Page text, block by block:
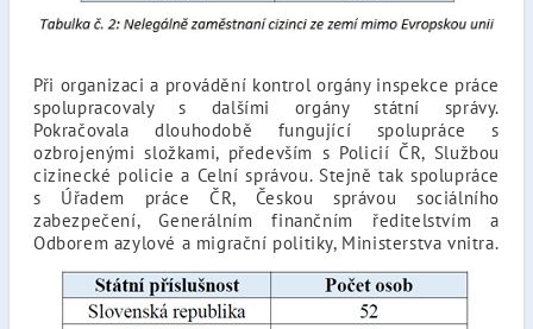
Při organizaci a provádění kontrol orgány inspekce práce
spolupracovaly s dalšími orgány státní správy.
Pokračovala dlouhodobě fungující spolupráce s
ozbrojenými složkami, především s Policií ČR, Službou
cizinecké policie a Celní správou. Stejně tak spolupráce
s Úřadem práce ČR, Českou správou sociálního
zabezpečení, Generálním finančním ředitelstvím a
Odborem azylové a migrační politiky, Ministerstva vnitra.